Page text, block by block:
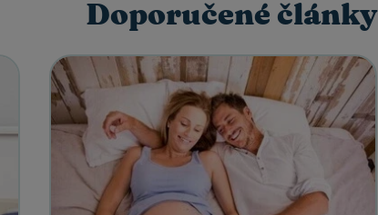
Doporučené články